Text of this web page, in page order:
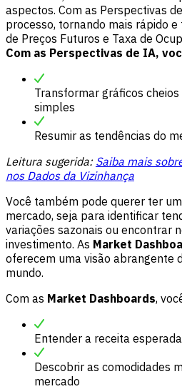
aspectos. Com as Perspectivas
processo, tornando mais rápido
de Preços Futuros e Taxa de
Com as Perspectivas de IA,
Transformar gráficos
simples
Resumir as tendências do
Leitura sugerida: Saiba mais
nos Dados da Vizinhança
Você também pode querer ter
mercado, seja para identificar
variações sazonais ou encontrar
investimento. As Market
oferecem uma visão abrangente
mundo.
Com as Market Dashboards,
Entender a receita
Descobrir as comodidades
mercado